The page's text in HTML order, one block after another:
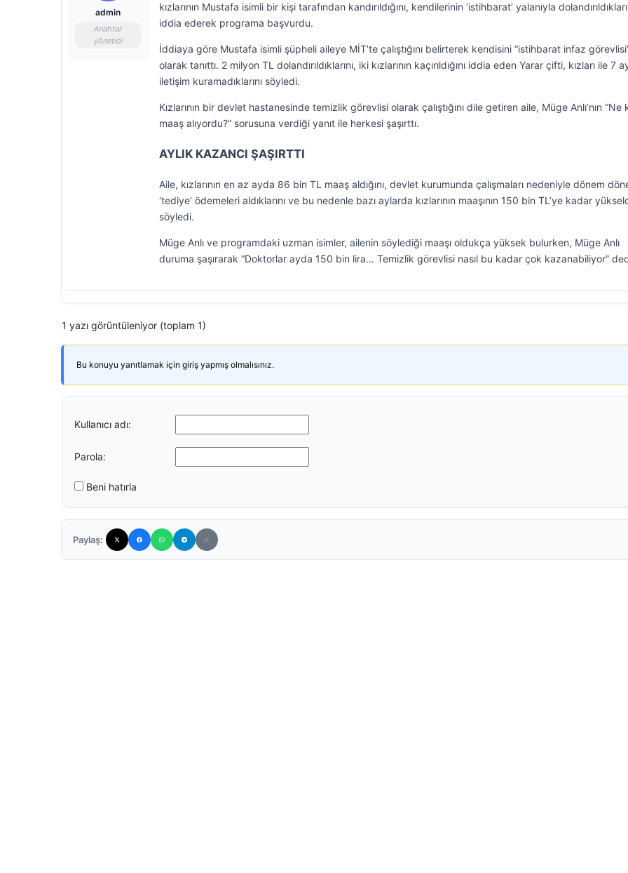
admin
Anahtar
yönetici
kızlarının Mustafa isimli bir kişi tarafından kandırıldığını, kendilerinin ‘istihbarat’ yalanıyla
iddia ederek programa başvurdu.
İddiaya göre Mustafa isimli şüpheli aileye MİT’te çalıştığını belirterek kendisini “istihbarat infaz
olarak tanıttı. 2 milyon TL dolandırıldıklarını, iki kızlarının kaçırıldığını iddia eden Yarar çifti, kızları ile 7
iletişim kuramadıklarını söyledi.
Kızlarının bir devlet hastanesinde temizlik görevlisi olarak çalıştığını dile getiren aile, Müge Anlı’nın “Ne
maaş alıyordu?” sorusuna verdiği yanıt ile herkesi şaşırttı.
AYLIK KAZANCI ŞAŞIRTTI
Aile, kızlarının en az ayda 86 bin TL maaş aldığını, devlet kurumunda çalışmaları nedeniyle dönem
‘tediye’ ödemeleri aldıklarını ve bu nedenle bazı aylarda kızlarının maaşının 150 bin TL’ye kadar
söyledi.
Müge Anlı ve programdaki uzman isimler, ailenin söylediği maaşı oldukça yüksek bulurken, Müge Anlı
duruma şaşırarak “Doktorlar ayda 150 bin lira… Temizlik görevlisi nasıl bu kadar çok kazanabiliyor”
1 yazı görüntüleniyor (toplam 1)
Bu konuyu yanıtlamak için giriş yapmış olmalısınız.
Kullanıcı adı:
Parola:
Beni hatırla
Paylaş: